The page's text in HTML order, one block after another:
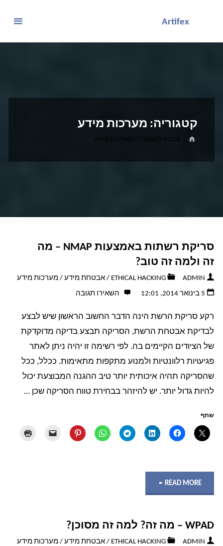
Artifex
קטגוריה: מערכות מידע
ארכיון לקטגוריה מערכות מידע
סריקת רשתות באמצעות NMAP – מה
זה ולמה זה טוב?
ADMIN
ETHICAL HACKING
/אבטחת מידע/מערכות מידע
5 בינואר 2014, 12:01
השאירו תגובה
רקע סריקת הרשת הינה הדבר החשוב הראשון שיש לבצע
לבדיקת אבטחת הרשת, הסריקה תבצע בדיקה מדוקדקת
של הציודים הקיימים בה. לפי רשימה זו יהיה ניתן לאתר
פגיעויות רלוונטיות ולמנוע מתקפות מתאימות. ככלל, ככל
שהסריקה תהיה איכותית יותר טיב ההגנה המבוצעת יכול
להיות גדול יותר. יש להיזהר בבחירת טווח הסריקה שכן …
שתף
READ MORE "סריקת
באמצעות WPAD – מה זה? למה זה מסוכן?
ADMIN
ETHICAL HACKING
/אבטחת מידע/מערכות מידע